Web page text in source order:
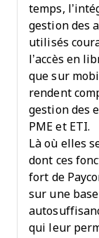
temps,
gestion des
utilisés
l’accès en
que sur
rendent
gestion des
PME et ETI.
Là où elles
dont ces
fort de
sur une
qui leur